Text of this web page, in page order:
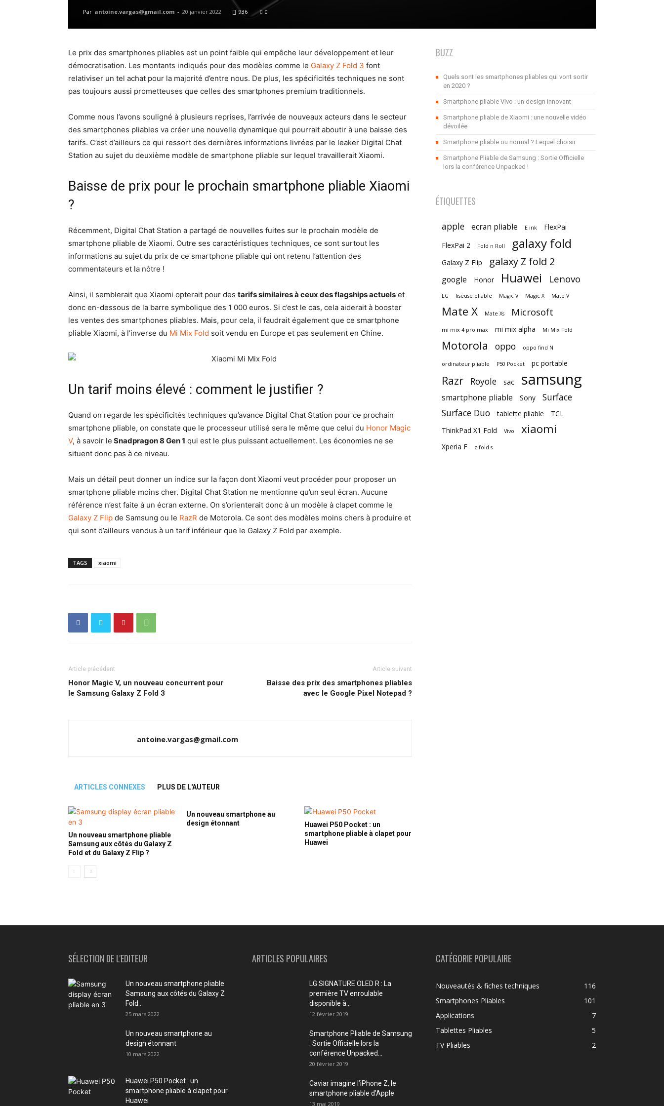
Par antoine.vargas@gmail.com - 20 janvier 2022 936 0
Le prix des smartphones pliables est un point faible qui empêche leur développement et leur
démocratisation. Les montants indiqués pour des modèles comme le Galaxy Z Fold 3 font
relativiser un tel achat pour la majorité d’entre nous. De plus, les spécificités techniques ne sont
pas toujours aussi prometteuses que celles des smartphones premium traditionnels.
Comme nous l’avons souligné à plusieurs reprises, l’arrivée de nouveaux acteurs dans le secteur
des smartphones pliables va créer une nouvelle dynamique qui pourrait aboutir à une baisse des
tarifs. C’est d’ailleurs ce qui ressort des dernières informations livrées par le leaker Digital Chat
Station au sujet du deuxième modèle de smartphone pliable sur lequel travaillerait Xiaomi.
Baisse de prix pour le prochain smartphone pliable Xiaomi
?
Récemment, Digital Chat Station a partagé de nouvelles fuites sur le prochain modèle de
smartphone pliable de Xiaomi. Outre ses caractéristiques techniques, ce sont surtout les
informations au sujet du prix de ce smartphone pliable qui ont retenu l’attention des
commentateurs et la nôtre !
Ainsi, il semblerait que Xiaomi opterait pour des tarifs similaires à ceux des flagships actuels et
donc en-dessous de la barre symbolique des 1 000 euros. Si c’est le cas, cela aiderait à booster
les ventes des smartphones pliables. Mais, pour cela, il faudrait également que ce smartphone
pliable Xiaomi, à l’inverse du Mi Mix Fold soit vendu en Europe et pas seulement en Chine.
Un tarif moins élevé : comment le justifier ?
Quand on regarde les spécificités techniques qu’avance Digital Chat Station pour ce prochain
smartphone pliable, on constate que le processeur utilisé sera le même que celui du Honor Magic
V, à savoir le Snadpragon 8 Gen 1 qui est le plus puissant actuellement. Les économies ne se
situent donc pas à ce niveau.
Mais un détail peut donner un indice sur la façon dont Xiaomi veut procéder pour proposer un
smartphone pliable moins cher. Digital Chat Station ne mentionne qu’un seul écran. Aucune
référence n’est faite à un écran externe. On s’orienterait donc à un modèle à clapet comme le
Galaxy Z Flip de Samsung ou le RazR de Motorola. Ce sont des modèles moins chers à produire et
qui sont d’ailleurs vendus à un tarif inférieur que le Galaxy Z Fold par exemple.
TAGS xiaomi
Article précédent
Honor Magic V, un nouveau concurrent pour
le Samsung Galaxy Z Fold 3
Article suivant
Baisse des prix des smartphones pliables
avec le Google Pixel Notepad ?
antoine.vargas@gmail.com
ARTICLES CONNEXES PLUS DE L'AUTEUR
Un nouveau smartphone pliable
Samsung aux côtés du Galaxy Z
Fold et du Galaxy Z Flip ?
Un nouveau smartphone au
design étonnant
Huawei P50 Pocket : un
smartphone pliable à clapet pour
Huawei
BUZZ
Quels sont les smartphones pliables qui vont sortir
en 2020 ?
Smartphone pliable Vivo : un design innovant
Smartphone pliable de Xiaomi : une nouvelle vidéo
dévoilée
Smartphone pliable ou normal ? Lequel choisir
Smartphone Pliable de Samsung : Sortie Officielle
lors la conférence Unpacked !
ÉTIQUETTES
apple ecran pliable E ink
FlexPai
FlexPai 2
Fold n Roll galaxy fold
Galaxy Z Flip galaxy Z fold 2
google Honor Huawei Lenovo
LG liseuse pliable Magic V Magic X Mate V
Mate X Mate Xs Microsoft
mi mix 4 pro max mi mix alpha Mi Mix Fold
Motorola oppo oppo find N
ordinateur pliable P50 Pocket pc portable
Razr Royole sac samsung
smartphone pliable Sony
Surface
Surface Duo
tablette pliable
TCL
ThinkPad X1 Fold
Vivo xiaomi
Xperia F z fold s
SÉLECTION DE L'EDITEUR
Un nouveau smartphone pliable
Samsung aux côtés du Galaxy Z
Fold...
25 mars 2022
Un nouveau smartphone au
design étonnant
10 mars 2022
Huawei P50 Pocket : un
smartphone pliable à clapet pour
Huawei
ARTICLES POPULAIRES
LG SIGNATURE OLED R : La
première TV enroulable
disponible à...
12 février 2019
Smartphone Pliable de Samsung
: Sortie Officielle lors la
conférence Unpacked...
20 février 2019
Caviar imagine l’iPhone Z, le
smartphone pliable d’Apple
13 mai 2019
CATÉGORIE POPULAIRE
Nouveautés & fiches techniques
116
Smartphones Pliables
101
Applications
7
Tablettes Pliables
5
TV Pliables
2